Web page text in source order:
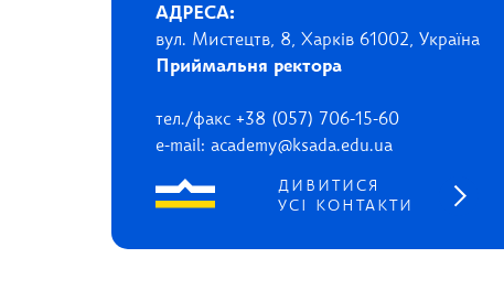
АДРЕСА:
вул. Мистецтв, 8, Харків 61002, Україна
Приймальня ректора
тел./факс +38 (057) 706-15-60
e-mail: academy@ksada.edu.ua
ДИВИТИСЯ
УСІ КОНТАКТИ